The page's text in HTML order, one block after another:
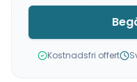
Kostnadsfri offert